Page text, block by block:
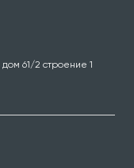
дом 61/2 строение 1